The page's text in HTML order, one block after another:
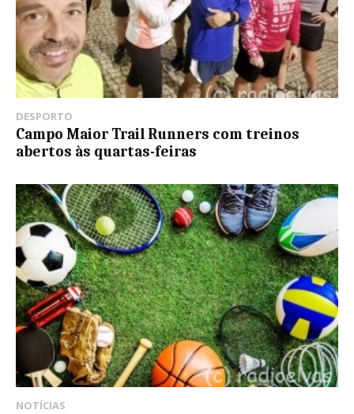
DESPORTO
Campo Maior Trail Runners com treinos
abertos às quartas-feiras
NOTÍCIAS